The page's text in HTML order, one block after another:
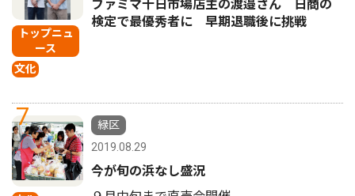
トップニュ
ース
文化
ファミマ十日市場店主の渡邉さん 日商の
検定で最優秀者に 早期退職後に挑戦
7
緑区
2019.08.29
今が旬の浜なし盛況